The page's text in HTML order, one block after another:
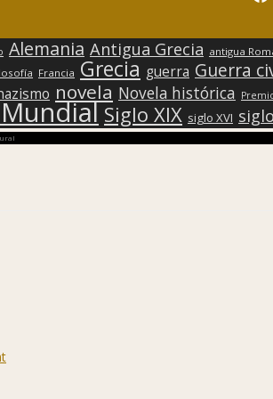
Alemania Antigua Grecia antigua
Francia Grecia guerra Guerra
novela Novela histórica
Siglo XIX siglo XVI